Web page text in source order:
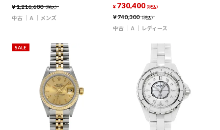
¥1,216,600（税込）
中古 A メンズ ¥740,300（税込）
¥ 730,400（税込）
中古 A レディース
SALE